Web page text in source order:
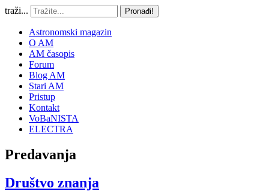
traži... Pronađi!
Astronomski magazin
O AM
AM časopis
Forum
Blog AM
Stari AM
Pristup
Kontakt
VoBaNISTA
ELECTRA
Predavanja
Društvo znanja